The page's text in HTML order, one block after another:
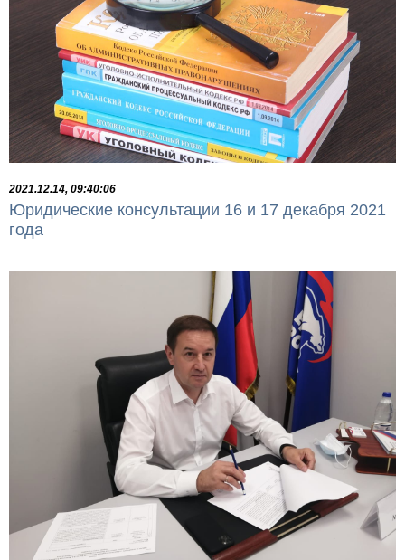
2021.12.14, 09:40:06
Юридические консультации 16 и 17 декабря 2021
года